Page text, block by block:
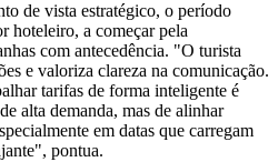
de vista estratégico, o período
hoteleiro, a começar pela
com antecedência. "O turista
e valoriza clareza na comunicação.
tarifas de forma inteligente é
alta demanda, mas de alinhar
em datas que carregam
pontua.